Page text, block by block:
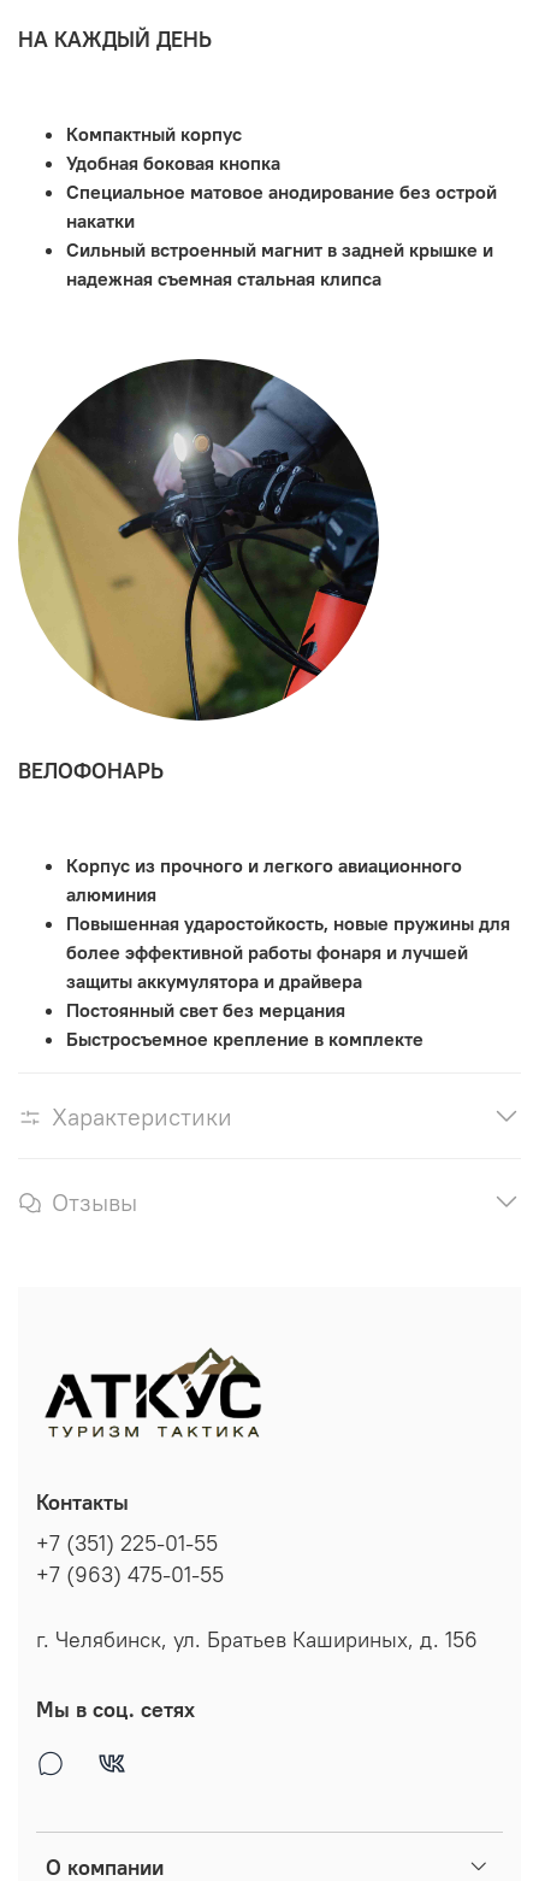
НА КАЖДЫЙ ДЕНЬ
Компактный корпус
Удобная боковая кнопка
Специальное матовое анодирование без острой
накатки
Сильный встроенный магнит в задней крышке и
надежная съемная стальная клипса
ВЕЛОФОНАРЬ
Корпус из прочного и легкого авиационного
алюминия
Повышенная ударостойкость, новые пружины для
более эффективной работы фонаря и лучшей
защиты аккумулятора и драйвера
Постоянный свет без мерцания
Быстросъемное крепление в комплекте
Характеристики
Отзывы
О компании
Контакты
+7 (351) 225-01-55
+7 (963) 475-01-55
г. Челябинск, ул. Братьев Кашириных, д. 156
Мы в соц. сетях